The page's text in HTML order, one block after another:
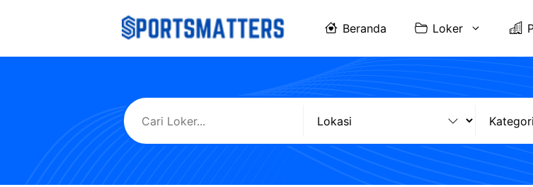
Beranda Loker